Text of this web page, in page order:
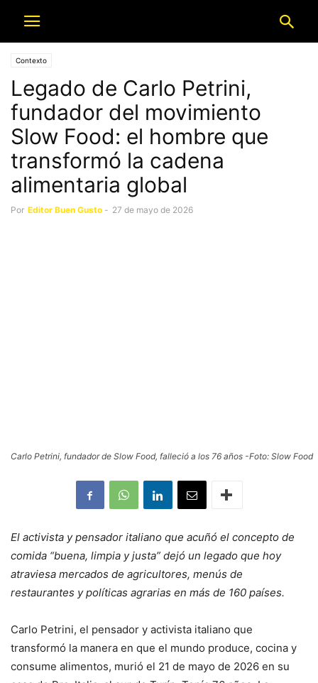
Contexto
Legado de Carlo Petrini,
fundador del movimiento
Slow Food: el hombre que
transformó la cadena
alimentaria global
Por Editor Buen Gusto - 27 de mayo de 2026
Carlo Petrini, fundador de Slow Food, falleció a los 76 años -Foto: Slow Food
El activista y pensador italiano que acuñó el concepto de
comida “buena, limpia y justa” dejó un legado que hoy
atraviesa mercados de agricultores, menús de
restaurantes y políticas agrarias en más de 160 países.
Carlo Petrini, el pensador y activista italiano que
transformó la manera en que el mundo produce, cocina y
consume alimentos, murió el 21 de mayo de 2026 en su